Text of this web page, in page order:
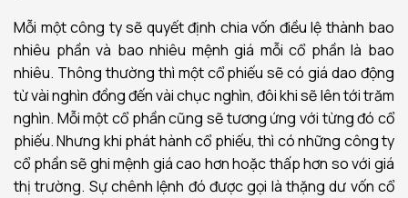
Mỗi một công ty sẽ quyết định chia vốn điều lệ thành bao
nhiêu phần và bao nhiêu mệnh giá mỗi cổ phần là bao
nhiêu. Thông thường thì một cổ phiếu sẽ có giá dao động
từ vài nghìn đồng đến vài chục nghìn, đôi khi sẽ lên tới trăm
nghìn. Mỗi một cổ phần cũng sẽ tương ứng với từng đó cổ
phiếu. Nhưng khi phát hành cổ phiếu, thì có những công ty
cổ phần sẽ ghi mệnh giá cao hơn hoặc thấp hơn so với giá
thị trường. Sự chênh lệnh đó được gọi là thặng dư vốn cổ